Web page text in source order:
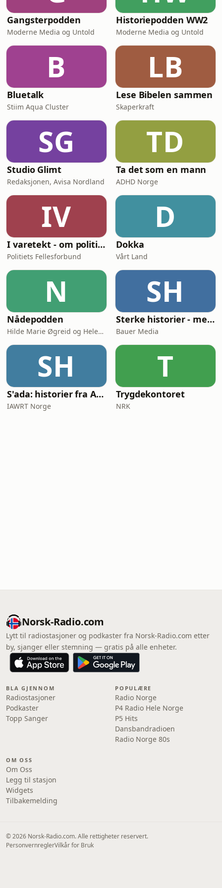
Gangsterpodden
Moderne Media og Untold
Historiepodden WW2
Moderne Media og Untold
B
Bluetalk
Stiim Aqua Cluster
LB
Lese Bibelen sammen
Skaperkraft
SG
Studio Glimt
Redaksjonen, Avisa Nordland
TD
Ta det som en mann
ADHD Norge
IV
I varetekt - om politi og politikk
Politiets Fellesforbund
D
Dokka
Vårt Land
N
Nådepodden
Hilde Marie Øgreid og Helene Benedikte Granum-Aanestad
SH
Sterke historier - med Tore Strømøy
Bauer Media
SH
S'ada: historier fra Afghanistan
IAWRT Norge
T
Trygdekontoret
NRK
Norsk-Radio.com
Lytt til radiostasjoner og podkaster fra Norsk-Radio.com etter
by, sjanger eller stemning — gratis på alle enheter.
BLA GJENNOM
Radiostasjoner
Podkaster
Topp Sanger
POPULÆRE
Radio Norge
P4 Radio Hele Norge
P5 Hits
Dansbandradioen
Radio Norge 80s
OM OSS
Om Oss
Legg til stasjon
Widgets
Tilbakemelding
© 2026 Norsk-Radio.com. Alle rettigheter reservert.
PersonvernreglerVilkår for Bruk